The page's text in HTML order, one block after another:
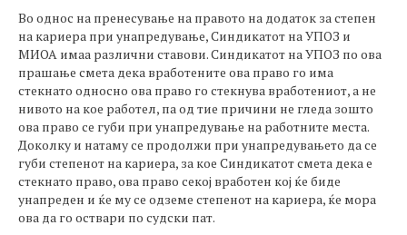
Во однос на пренесување на правото на додаток за степен
на кариера при унапредување, Синдикатот на УПОЗ и
МИОА имаа различни ставови. Синдикатот на УПОЗ по ова
прашање смета дека вработените ова право го има
стекнато односно ова право го стекнува вработениот, а не
нивото на кое работел, па од тие причини не гледа зошто
ова право се губи при унапредување на работните места.
Доколку и натаму се продолжи при унапредувањето да се
губи степенот на кариера, за кое Синдикатот смета дека е
стекнато право, ова право секој вработен кој ќе биде
унапреден и ќе му се одземе степенот на кариера, ќе мора
ова да го оствари по судски пат.